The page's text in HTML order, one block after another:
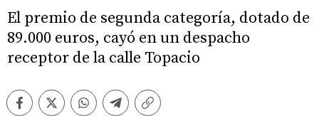
El premio de segunda categoría, dotado de
89.000 euros, cayó en un despacho
receptor de la calle Topacio
FacebookTwitterWhatsappTelegramCopiar